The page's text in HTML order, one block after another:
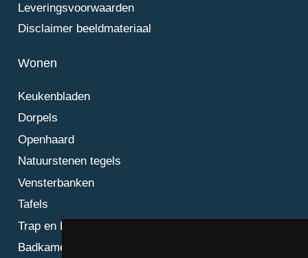
Leveringsvoorwaarden
Disclaimer beeldmateriaal
Wonen
Keukenbladen
Dorpels
Openhaard
Natuurstenen tegels
Vensterbanken
Tafels
Trap en Bordes
Badkamer